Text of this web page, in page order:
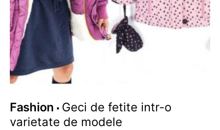
Fashion
Geci de fetite intr-o
varietate de modele